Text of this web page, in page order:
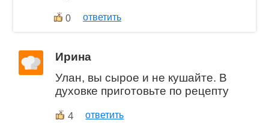
0 ответить
Ирина
Улан, вы сырое и не кушайте. В
духовке приготовьте по рецепту
4 ответить